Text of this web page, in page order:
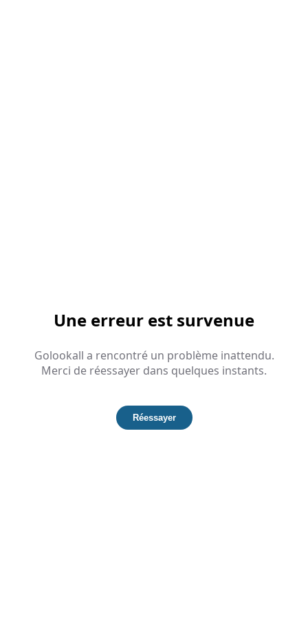
Une erreur est survenue
Golookall a rencontré un problème inattendu.
Merci de réessayer dans quelques instants.
Réessayer